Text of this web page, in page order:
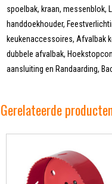
spoelbak, kraan, messenblok,
handdoekhouder,
keukenaccessoires, Afvalbak
dubbele afvalbak,
aansluiting en Randaarding,
Gerelateerde